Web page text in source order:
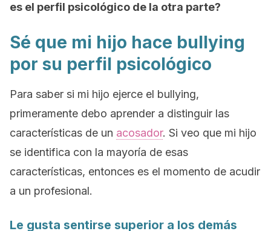
es el perfil psicológico de la otra parte?
Sé que mi hijo hace bullying
por su perfil psicológico
Para saber si mi hijo ejerce el bullying,
primeramente debo aprender a distinguir las
características de un acosador. Si veo que mi hijo
se identifica con la mayoría de esas
características, entonces es el momento de acudir
a un profesional.
Le gusta sentirse superior a los demás